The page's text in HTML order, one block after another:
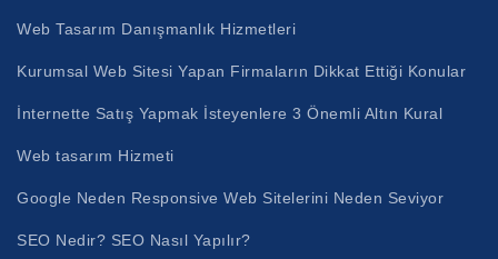
Web Tasarım Danışmanlık Hizmetleri
Kurumsal Web Sitesi Yapan Firmaların Dikkat Ettiği Konular
İnternette Satış Yapmak İsteyenlere 3 Önemli Altın Kural
Web tasarım Hizmeti
Google Neden Responsive Web Sitelerini Neden Seviyor
SEO Nedir? SEO Nasıl Yapılır?